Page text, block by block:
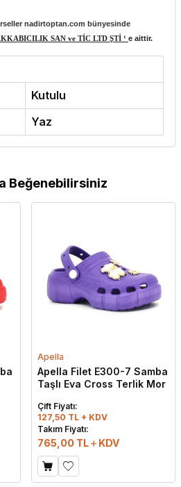
nadirtoptan.com bünyesinde
SAN ve TİC LTD ŞTİ ‘ e aittir.
Kutulu
Yaz
Beğenebilirsiniz
Apella
Apella Filet E300-7 Samba
Taşlı Eva Cross Terlik Mor
Çift Fiyatı:
127,50 TL + KDV
Takım Fiyatı:
765,00 TL KDV